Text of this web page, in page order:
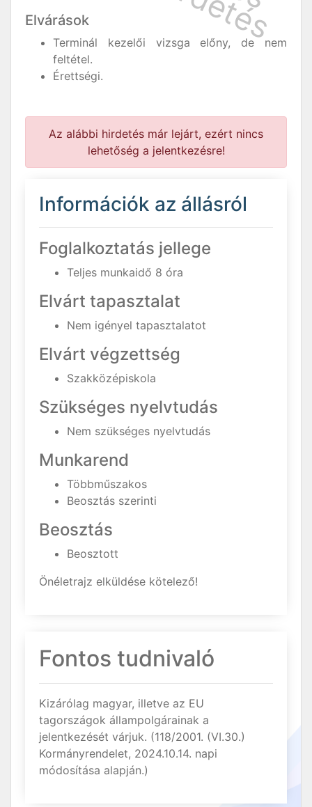
Elvárások
Terminál kezelői vizsga előny, de nem
feltétel.
Érettségi.
Az alábbi hirdetés már lejárt, ezért nincs
lehetőség a jelentkezésre!
Információk az állásról
Foglalkoztatás jellege
Teljes munkaidő 8 óra
Elvárt tapasztalat
Nem igényel tapasztalatot
Elvárt végzettség
Szakközépiskola
Szükséges nyelvtudás
Nem szükséges nyelvtudás
Munkarend
Többműszakos
Beosztás szerinti
Beosztás
Beosztott
Önéletrajz elküldése kötelező!
Fontos tudnivaló
Kizárólag magyar, illetve az EU
tagországok állampolgárainak a
jelentkezését várjuk. (118/2001. (VI.30.)
Kormányrendelet, 2024.10.14. napi
módosítása alapján.)